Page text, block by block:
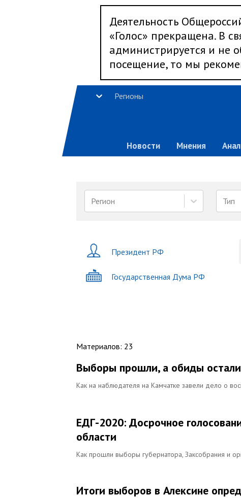
Деятельность
«Голос» прекращена. В
администрируется и не
посещение, то мы
Регионы
Новости Мнения
Регион Тип
Президент РФ
Государственная Дума РФ
Материалов: 23
Выборы прошли, а обиды
Как на наблюдателя на Камчатке завели дело о
ЕДГ-2020: Досрочное
области
Как прошли выборы губернатора, Заксобрания и
Итоги выборов в Алексине